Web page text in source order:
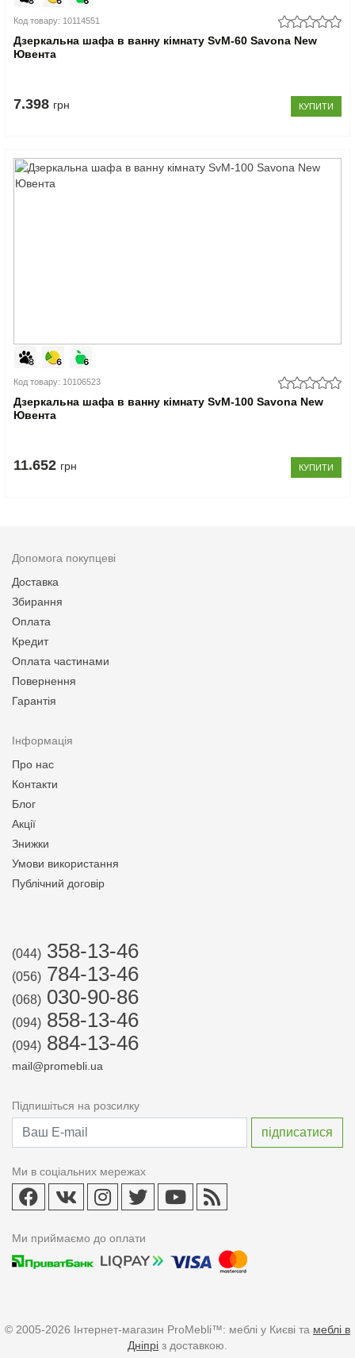
Код товару: 10114551
Дзеркальна шафа в ванну кімнату SvM-60 Savona New
Ювента
7.398 грн КУПИТИ
Код товару: 10106523
Дзеркальна шафа в ванну кімнату SvM-100 Savona New
Ювента
11.652 грн КУПИТИ
Допомога покупцеві
Доставка
Збирання
Оплата
Кредит
Оплата частинами
Повернення
Гарантія
Інформація
Про нас
Контакти
Блог
Акції
Знижки
Умови використання
Публічний договір
(044) 358-13-46
(056) 784-13-46
(068) 030-90-86
(094) 858-13-46
(094) 884-13-46
mail@promebli.ua
Підпишіться на розсилку
Ми в соціальних мережах
Ми приймаємо до оплати
© 2005-2026 Інтернет-магазин ProMebli™: меблі у Києві та меблі в
Дніпрі з доставкою.